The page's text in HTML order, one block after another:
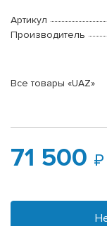
Артикул
Производитель
Все товары «UAZ»
71 500